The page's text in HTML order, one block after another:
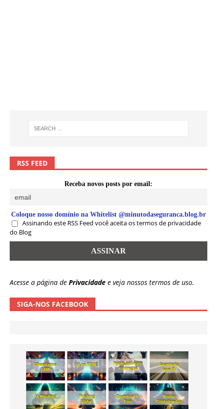
RSS FEED
Receba novos posts por email:
Coloque nosso domínio na Whitelist @minutodaseguranca.blog.br
Assinando este RSS Feed você aceita os termos de privacidade
do Blog
Acesse a página de Privacidade e veja nossos termos de uso.
SIGA-NOS FACEBOOK